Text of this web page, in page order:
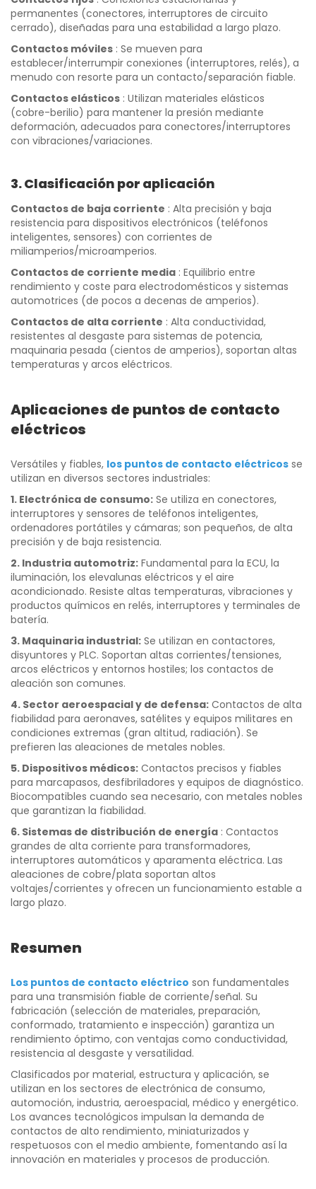
permanentes (conectores, interruptores de circuito
cerrado), diseñadas para una estabilidad a largo plazo.
Contactos móviles : Se mueven para
establecer/interrumpir conexiones (interruptores, relés), a
menudo con resorte para un contacto/separación fiable.
Contactos elásticos : Utilizan materiales elásticos
(cobre-berilio) para mantener la presión mediante
deformación, adecuados para conectores/interruptores
con vibraciones/variaciones.
3. Clasificación por aplicación
Contactos de baja corriente : Alta precisión y baja
resistencia para dispositivos electrónicos (teléfonos
inteligentes, sensores) con corrientes de
miliamperios/microamperios.
Contactos de corriente media : Equilibrio entre
rendimiento y coste para electrodomésticos y sistemas
automotrices (de pocos a decenas de amperios).
Contactos de alta corriente : Alta conductividad,
resistentes al desgaste para sistemas de potencia,
maquinaria pesada (cientos de amperios), soportan altas
temperaturas y arcos eléctricos.
Aplicaciones de puntos de contacto
eléctricos
Versátiles y fiables, los puntos de contacto eléctricos se
utilizan en diversos sectores industriales:
1. Electrónica de consumo: Se utiliza en conectores,
interruptores y sensores de teléfonos inteligentes,
ordenadores portátiles y cámaras; son pequeños, de alta
precisión y de baja resistencia.
2. Industria automotriz: Fundamental para la ECU, la
iluminación, los elevalunas eléctricos y el aire
acondicionado. Resiste altas temperaturas, vibraciones y
productos químicos en relés, interruptores y terminales de
batería.
3. Maquinaria industrial: Se utilizan en contactores,
disyuntores y PLC. Soportan altas corrientes/tensiones,
arcos eléctricos y entornos hostiles; los contactos de
aleación son comunes.
4. Sector aeroespacial y de defensa: Contactos de alta
fiabilidad para aeronaves, satélites y equipos militares en
condiciones extremas (gran altitud, radiación). Se
prefieren las aleaciones de metales nobles.
5. Dispositivos médicos: Contactos precisos y fiables
para marcapasos, desfibriladores y equipos de diagnóstico.
Biocompatibles cuando sea necesario, con metales nobles
que garantizan la fiabilidad.
6. Sistemas de distribución de energía : Contactos
grandes de alta corriente para transformadores,
interruptores automáticos y aparamenta eléctrica. Las
aleaciones de cobre/plata soportan altos
voltajes/corrientes y ofrecen un funcionamiento estable a
largo plazo.
Resumen
Los puntos de contacto eléctrico son fundamentales
para una transmisión fiable de corriente/señal. Su
fabricación (selección de materiales, preparación,
conformado, tratamiento e inspección) garantiza un
rendimiento óptimo, con ventajas como conductividad,
resistencia al desgaste y versatilidad.
Clasificados por material, estructura y aplicación, se
utilizan en los sectores de electrónica de consumo,
automoción, industria, aeroespacial, médico y energético.
Los avances tecnológicos impulsan la demanda de
contactos de alto rendimiento, miniaturizados y
respetuosos con el medio ambiente, fomentando así la
innovación en materiales y procesos de producción.